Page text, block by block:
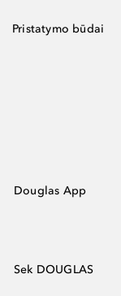
Pristatymo būdai
Douglas App
Sek DOUGLAS